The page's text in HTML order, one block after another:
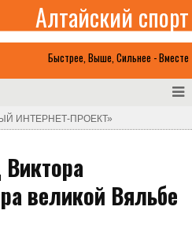
Быстрее, Выше, Сильнее - Вместе
Алтайский спорт
ИНТЕРНЕТ-ПРОЕКТ»
великой Вяльбе